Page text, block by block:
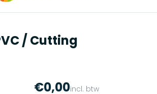
/ Cutting
€0,00incl. btw